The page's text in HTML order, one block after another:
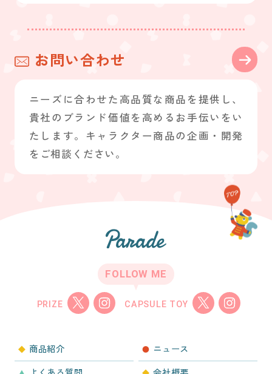
お問い合わせ
ニーズに合わせた高品質な商品を提供し、
貴社のブランド価値を高めるお手伝いをい
たします。キャラクター商品の企画・開発
をご相談ください。
FOLLOW ME
PRIZE CAPSULE TOY
商品紹介 ニュース